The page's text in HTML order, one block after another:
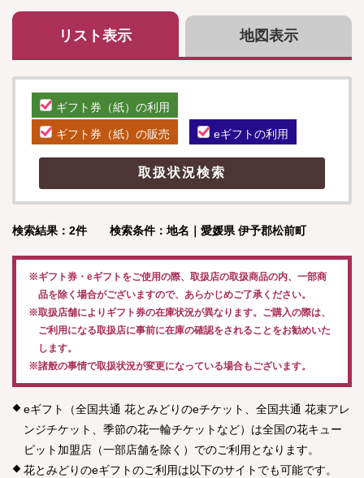
リスト表示 地図表示
ギフト券（紙）の利用
ギフト券（紙）の販売 eギフトの利用
検索結果：2件 検索条件：地名｜愛媛県 伊予郡松前町
※ギフト券・eギフトをご使用の際、取扱店の取扱商品の内、一部商
品を除く場合がございますので、あらかじめご了承ください。
※取扱店舗によりギフト券の在庫状況が異なります。ご購入の際は、
ご利用になる取扱店に事前に在庫の確認をされることをお勧めいた
します。
※諸般の事情で取扱状況が変更になっている場合もございます。
eギフト（全国共通 花とみどりのeチケット、全国共通 花束アレ
ンジチケット、季節の花一輪チケットなど）は全国の花キュー
ピット加盟店（一部店舗を除く）でのご利用となります。
花とみどりのeギフトのご利用は以下のサイトでも可能です。